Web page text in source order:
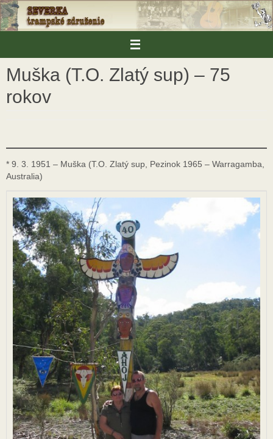
Skip
to
content
Muška (T.O. Zlatý sup) – 75
rokov
* 9. 3. 1951 – Muška (T.O. Zlatý sup, Pezinok 1965 – Warragamba,
Australia)